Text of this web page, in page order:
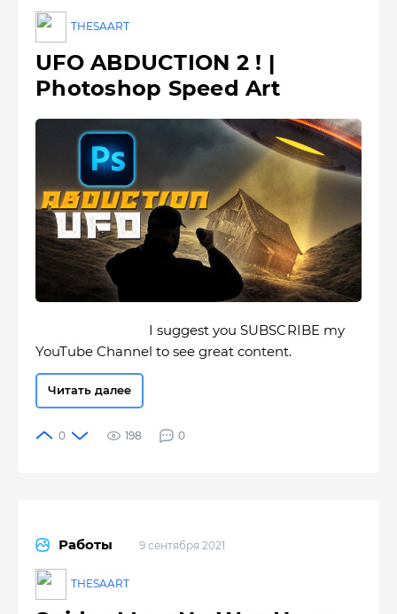
THESAART
UFO ABDUCTION 2 ! |
Photoshop Speed Art
I suggest you SUBSCRIBE my
YouTube Channel to see great content.
Читать далее
198 0
Работы 9 сентября 2021
THESAART